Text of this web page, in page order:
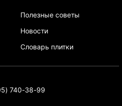
Полезные советы
Новости
Словарь плитки
740-38-99